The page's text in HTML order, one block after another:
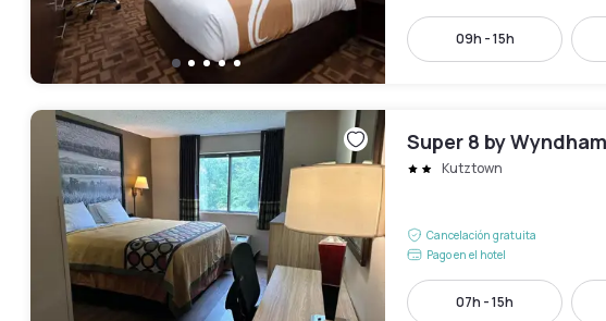
09h - 15h
Super 8 by
Kutztown
Cancelación gratuita
Pago en el hotel
07h - 15h